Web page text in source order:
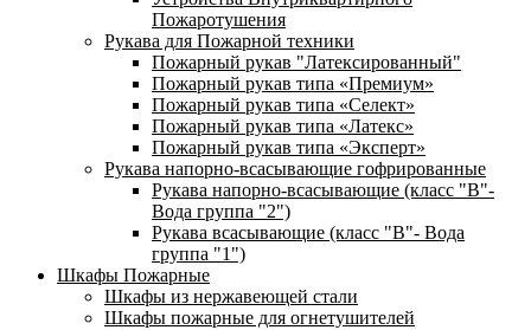
Пожаротушения
Рукава для Пожарной техники
Пожарный рукав "Латексированный"
Пожарный рукав типа «Премиум»
Пожарный рукав типа «Селект»
Пожарный рукав типа «Латекс»
Пожарный рукав типа «Эксперт»
Рукава напорно-всасывающие гофрированные
Рукава напорно-всасывающие (класс "В"-
Вода группа "2")
Рукава всасывающие (класс "В"- Вода
группа "1")
Шкафы Пожарные
Шкафы из нержавеющей стали
Шкафы пожарные для огнетушителей